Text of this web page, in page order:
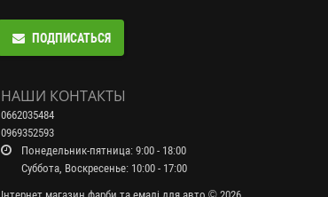
ПОДПИСАТЬСЯ
НАШИ КОНТАКТЫ
0662035484
0969352593
Понедельник-пятница: 9:00 - 18:00
Суббота, Воскресенье: 10:00 - 17:00